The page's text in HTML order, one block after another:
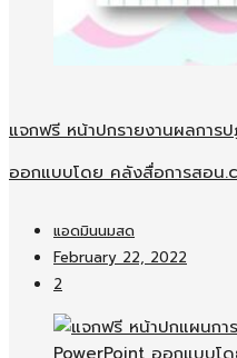
แจกฟรี หน้าปกรายงานผลการ
ออกแบบโดย คลังสื่อการสอน
แอดมินนมสด
February 22, 2022
2